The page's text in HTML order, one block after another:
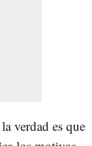
verdad es que